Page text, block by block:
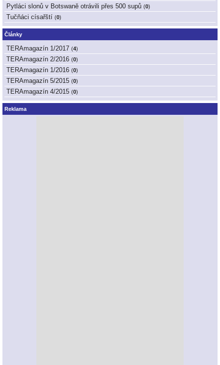
Pytláci slonů v Botswaně otrávili přes 500 supů (0)
Tučňáci císařští (0)
Články
TERAmagazín 1/2017 (4)
TERAmagazín 2/2016 (0)
TERAmagazín 1/2016 (0)
TERAmagazín 5/2015 (0)
TERAmagazín 4/2015 (0)
Reklama